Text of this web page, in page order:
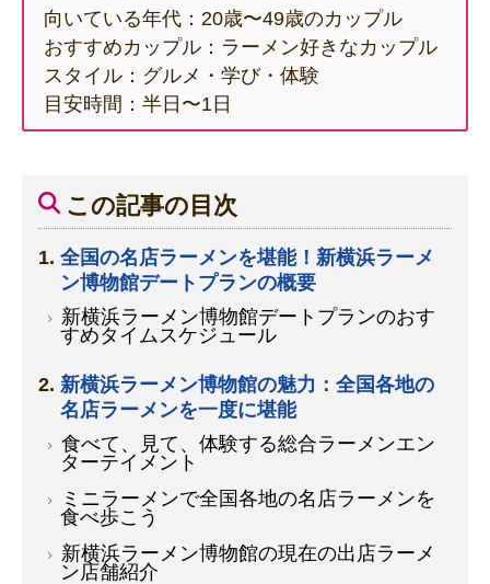
向いている年代：20歳〜49歳のカップル
おすすめカップル：ラーメン好きなカップル
スタイル：グルメ・学び・体験
目安時間：半日〜1日
この記事の目次
全国の名店ラーメンを堪能！新横浜ラーメ
ン博物館デートプランの概要
新横浜ラーメン博物館デートプランのおす
すめタイムスケジュール
新横浜ラーメン博物館の魅力：全国各地の
名店ラーメンを一度に堪能
食べて、見て、体験する総合ラーメンエン
ターテイメント
ミニラーメンで全国各地の名店ラーメンを
食べ歩こう
新横浜ラーメン博物館の現在の出店ラーメ
ン店舗紹介